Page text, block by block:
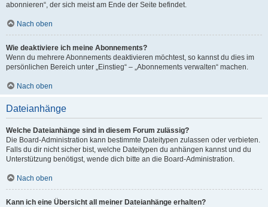
abonnieren“, der sich meist am Ende der Seite befindet.
Nach oben
Wie deaktiviere ich meine Abonnements?
Wenn du mehrere Abonnements deaktivieren möchtest, so kannst du dies im
persönlichen Bereich unter „Einstieg“ – „Abonnements verwalten“ machen.
Nach oben
Dateianhänge
Welche Dateianhänge sind in diesem Forum zulässig?
Die Board-Administration kann bestimmte Dateitypen zulassen oder verbieten.
Falls du dir nicht sicher bist, welche Dateitypen du anhängen kannst und du
Unterstützung benötigst, wende dich bitte an die Board-Administration.
Nach oben
Kann ich eine Übersicht all meiner Dateianhänge erhalten?